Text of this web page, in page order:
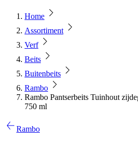
Home
Assortiment
Verf
Beits
Buitenbeits
Rambo
Rambo Pantserbeits Tuinhout
750 ml
Rambo